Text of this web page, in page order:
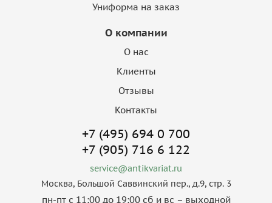
Униформа на заказ
О компании
О нас
Клиенты
Отзывы
Контакты
+7 (495) 694 0 700
+7 (905) 716 6 122
service@antikvariat.ru
Москва, Большой Саввинский пер., д.9, стр. 3
пн-пт с 11:00 до 19:00 сб и вс – выходной